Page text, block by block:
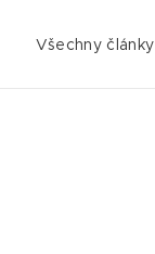
Všechny články